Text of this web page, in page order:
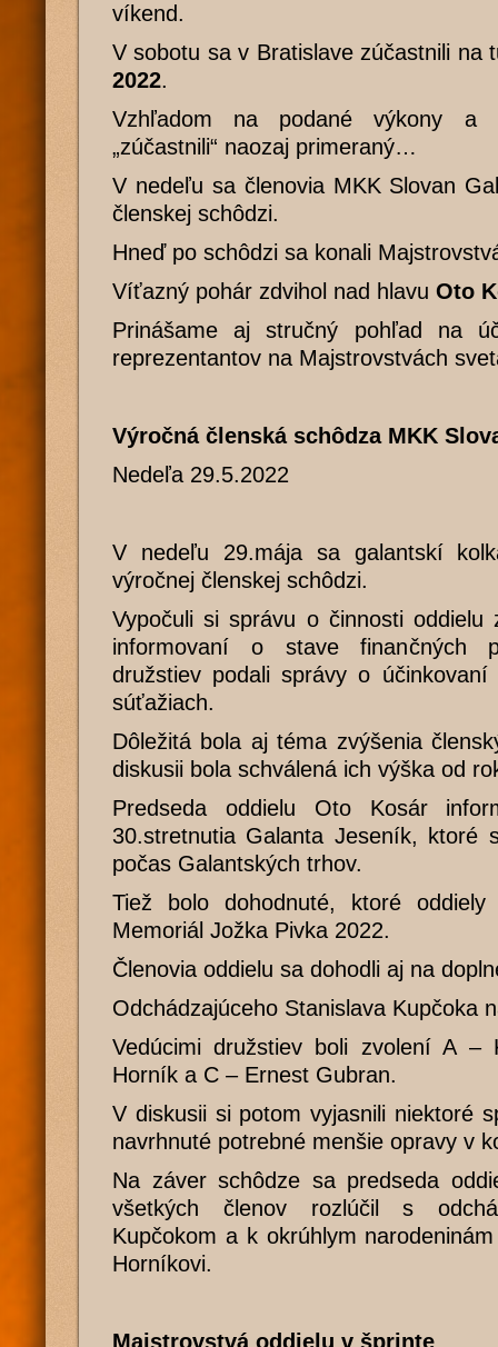
víkend.
V sobotu sa v Bratislave zúčastnili na
2022.
Vzhľadom na podané výkony a
„zúčastnili“ naozaj primeraný…
V nedeľu sa členovia MKK Slovan
členskej schôdzi.
Hneď po schôdzi sa konali
Víťazný pohár zdvihol nad hlavu Oto
Prinášame aj stručný pohľad na
reprezentantov na Majstrovstvách
Výročná členská schôdza MKK
Nedeľa 29.5.2022
V nedeľu 29.mája sa galantskí
výročnej členskej schôdzi.
Vypočuli si správu o činnosti
informovaní o stave finančných
družstiev podali správy o
súťažiach.
Dôležitá bola aj téma zvýšenia
diskusii bola schválená ich výška od
Predseda oddielu Oto Kosár
30.stretnutia Galanta Jeseník, ktoré
počas Galantských trhov.
Tiež bolo dohodnuté, ktoré
Memoriál Jožka Pivka 2022.
Členovia oddielu sa dohodli aj na
Odchádzajúceho Stanislava Kupčoka
Vedúcimi družstiev boli zvolení A
Horník a C – Ernest Gubran.
V diskusii si potom vyjasnili niektoré
navrhnuté potrebné menšie opravy v
Na záver schôdze sa predseda
všetkých členov rozlúčil s
Kupčokom a k okrúhlym
Horníkovi.
Majstrovstvá oddielu v šprinte